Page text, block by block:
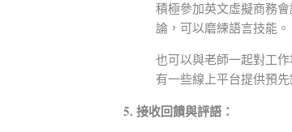
積極參加英文虛擬商務
論，可以磨練語言技能。
也可以與老師一起對工
有一些線上平台提供預
5. 接收回饋與評語：